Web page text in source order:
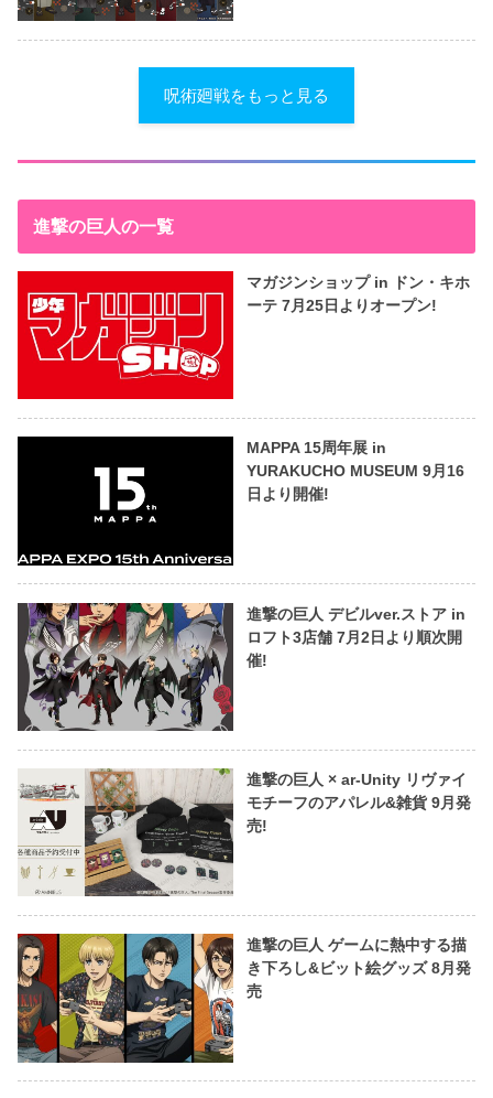
呪術廻戦をもっと見る
進撃の巨人の一覧
マガジンショップ in ドン・キホ
ーテ 7月25日よりオープン!
MAPPA 15周年展 in
YURAKUCHO MUSEUM 9月16
日より開催!
進撃の巨人 デビルver.ストア in
ロフト3店舗 7月2日より順次開
催!
進撃の巨人 × ar-Unity リヴァイ
モチーフのアパレル&雑貨 9月発
売!
進撃の巨人 ゲームに熱中する描
き下ろし&ビット絵グッズ 8月発
売